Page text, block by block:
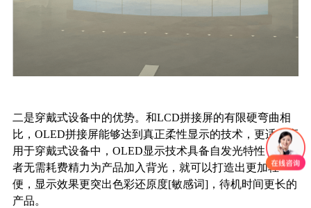
二是穿戴式设备中的优势。和LCD拼接屏的有限硬弯曲相
比，OLED拼接屏能够达到真正柔性显示的技术，更适合应
用于穿戴式设备中，OLED显示技术具备自发光特性，设计
者无需耗费精力为产品加入背光，就可以打造出更加轻
便，显示效果更突出色彩还原度[敏感词]，待机时间更长的
产品。